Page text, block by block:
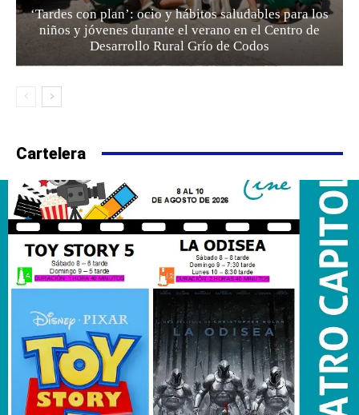
‘Tardes con plan’: ocio y hábitos saludables para los
niños y jóvenes durante el verano en el Centro de
Desarrollo Rural Grío de Codos
Cartelera